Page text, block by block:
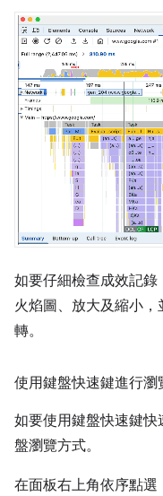
如要仔細檢查成效記
火焰圖、放大及縮小
轉。
使用鍵盤快速鍵進行瀏
如要使用鍵盤快速鍵
盤瀏覽方式。
在面板右上角依序點選